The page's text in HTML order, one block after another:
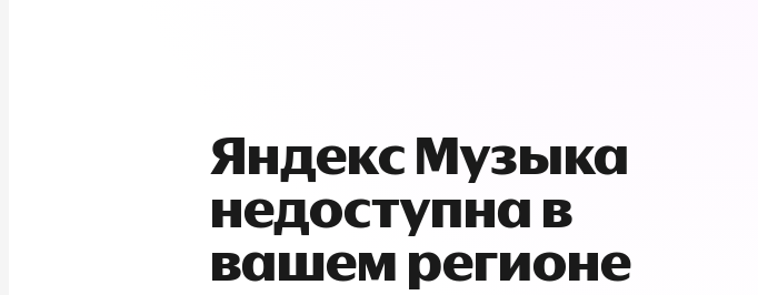
Яндекс Музыка
недоступна в
вашем регионе